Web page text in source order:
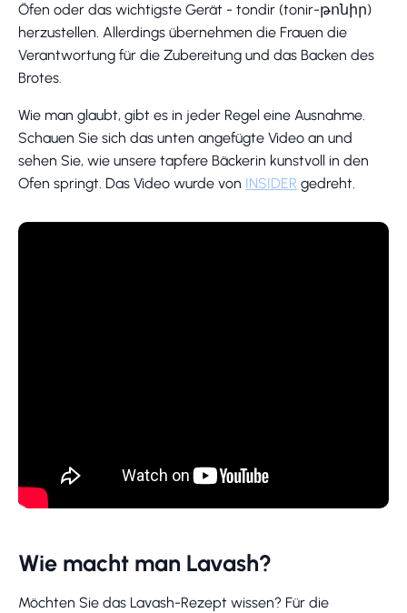
Öfen oder das wichtigste Gerät - tondir (tonir-թոնիր)
herzustellen. Allerdings übernehmen die Frauen die
Verantwortung für die Zubereitung und das Backen des
Brotes.
Wie man glaubt, gibt es in jeder Regel eine Ausnahme.
Schauen Sie sich das unten angefügte Video an und
sehen Sie, wie unsere tapfere Bäckerin kunstvoll in den
Ofen springt. Das Video wurde von INSIDER gedreht.
Wie macht man Lavash?
Möchten Sie das Lavash-Rezept wissen? Für die